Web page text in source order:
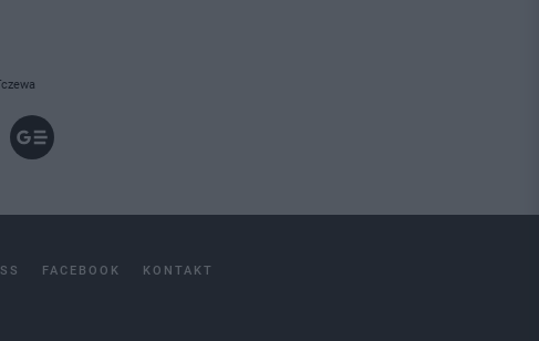
FACEBOOK KONTAKT